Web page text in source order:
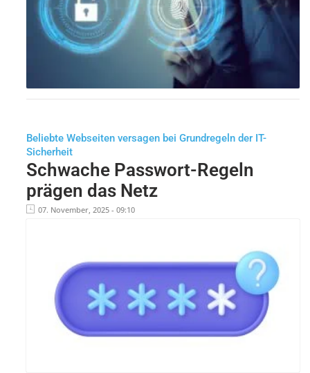
Beliebte Webseiten versagen bei Grundregeln der IT-
Sicherheit
Schwache Passwort-Regeln
prägen das Netz
07. November, 2025 - 09:10